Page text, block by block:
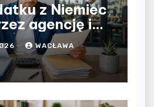
z Niemiec
agencję i
u
– jak
źródła
WACŁAWA